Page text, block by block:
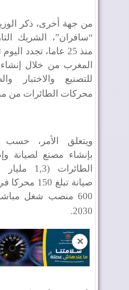
من جهة أخرى، ذكر
“سافران”، الشريك
منذ 25 عاما، تجدد
المغرب من خلال
للتصنيع والاختبار
محركات الطائرات من
ويتعلق الأمر، حسب
بإنشاء مصنع لصيانة
الطائرات
صيانة تبلغ
600 منصب شغل
2030
.
✕